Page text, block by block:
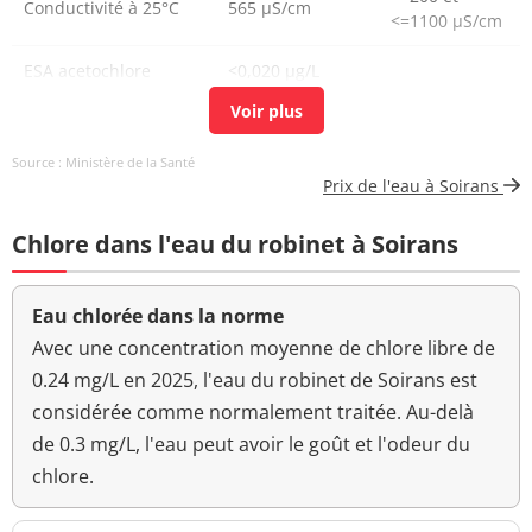
Atrazine déséthyl-2-
<=0,1 µg/L
<0,020 µg/L
Atrazine-déisopropyl
Aldrine <0,002 µg/L <=0,03 µg/L
Aldicarbe sulfoxyde <0,050 µg/L
Amidosulfuron <0,020 µg/L <=0,1 µg/L
Aminotriazole <0,10 µg/L <=0,1 µg/L
AMPA
Acide phtalique <1,0 µg/L <=0,1 µg/L
Conductivité à 25°C 565 µS/cm
<=1100 µS/cm
ESA acetochlore <0,020 µg/L
<0,020 µg/L
Chlore libre
Aucun
anormal
Bactéries coliformes
/100ml-MS
0 n/(100mL) <=0 n/(100mL)
Dalapon spd 0,10 µg/L
Source : Ministère de la Santé
Prix de l'eau à Soirans
Chlore dans l'eau du robinet à Soirans
Eau chlorée dans la norme
Avec une concentration moyenne de chlore libre de
0.24 mg/L en 2025, l'eau du robinet de Soirans est
considérée comme normalement traitée. Au-delà
de 0.3 mg/L, l'eau peut avoir le goût et l'odeur du
chlore.